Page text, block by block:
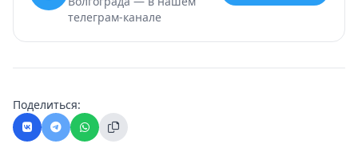
телеграм-канале
Поделиться: